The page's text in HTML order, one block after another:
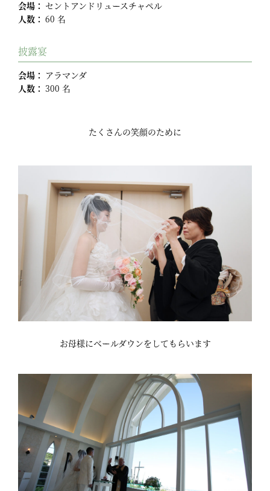
会場： セントアンドリュースチャペル
人数： 60 名
披露宴
会場： アラマンダ
人数： 300 名
たくさんの笑顔のために
お母様にベールダウンをしてもらいます